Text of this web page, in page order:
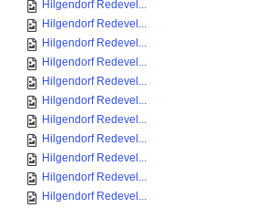
Hilgendorf Redevel...
Hilgendorf Redevel...
Hilgendorf Redevel...
Hilgendorf Redevel...
Hilgendorf Redevel...
Hilgendorf Redevel...
Hilgendorf Redevel...
Hilgendorf Redevel...
Hilgendorf Redevel...
Hilgendorf Redevel...
Hilgendorf Redevel...